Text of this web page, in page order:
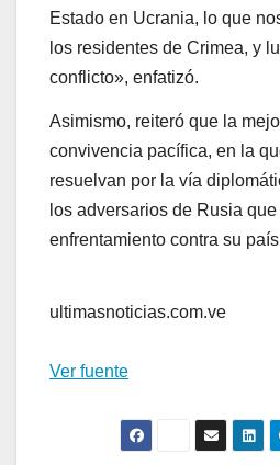
Estado en Ucrania, lo que
los residentes de Crimea, y
conflicto», enfatizó.
Asimismo, reiteró que la
convivencia pacífica, en la
resuelvan por la vía
los adversarios de Rusia
enfrentamiento contra su
ultimasnoticias.com.ve
Ver fuente